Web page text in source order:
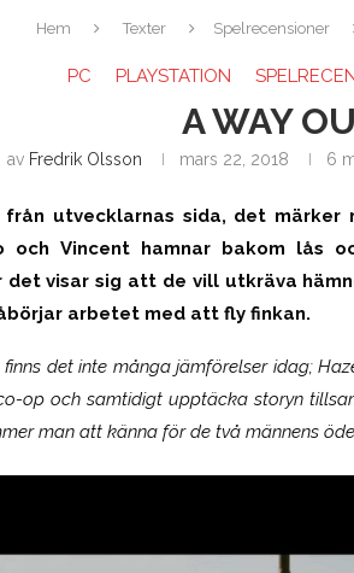
Hem Texter Spelrecensioner
PC PLAYSTATION
A WAY
av Fredrik Olsson mars 22, 2018 6
från utvecklarnas sida, det
och Vincent hamnar bakom
det visar sig att de vill utkräva
arbetet med att fly finkan.
det inte många jämförelser idag;
op och samtidigt upptäcka storyn
man att känna för de två männens